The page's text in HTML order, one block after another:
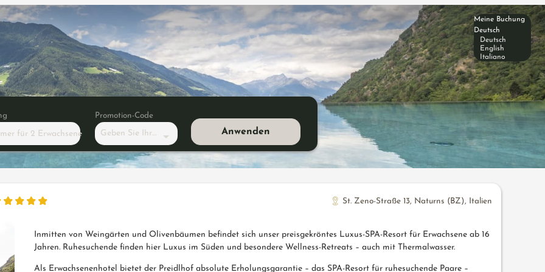
für 2 Erwachsene
Promotion-Code
Geben Sie Ihren Code ein Anwenden
Meine Buchung
Deutsch
Deutsch
English
Italiano
Suite Blue" St. Zeno-Straße 13, Naturns (BZ), Italien
Inmitten von Weingärten und Olivenbäumen befindet sich unser preisgekröntes Luxus-SPA-Resort für Erwachsene ab 16
Jahren. Ruhesuchende finden hier Luxus im Süden und besondere Wellness-Retreats – auch mit Thermalwasser.
Als Erwachsenenhotel bietet der Preidlhof absolute Erholungsgarantie – das SPA-Resort für ruhesuchende Paare –